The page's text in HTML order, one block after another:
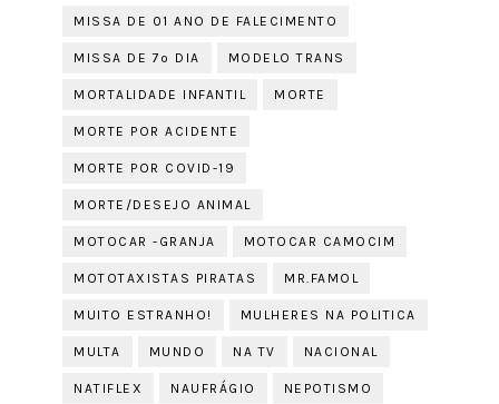
MISSA DE 01 ANO DE FALECIMENTO
MISSA DE 7º DIA MODELO TRANS
MORTALIDADE INFANTIL MORTE
MORTE POR ACIDENTE
MORTE POR COVID-19
MORTE/DESEJO ANIMAL
MOTOCAR -GRANJA MOTOCAR CAMOCIM
MOTOTAXISTAS PIRATAS MR.FAMOL
MUITO ESTRANHO! MULHERES NA POLITICA
MULTA MUNDO NA TV NACIONAL
NATIFLEX NAUFRÁGIO NEPOTISMO